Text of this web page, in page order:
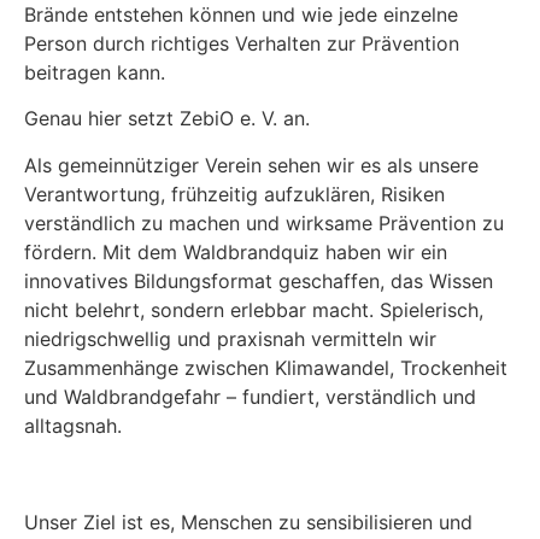
Brände entstehen können und wie jede einzelne
Person durch richtiges Verhalten zur Prävention
beitragen kann.
Genau hier setzt ZebiO e. V. an.
Als gemeinnütziger Verein sehen wir es als unsere
Verantwortung, frühzeitig aufzuklären, Risiken
verständlich zu machen und wirksame Prävention zu
fördern. Mit dem Waldbrandquiz haben wir ein
innovatives Bildungsformat geschaffen, das Wissen
nicht belehrt, sondern erlebbar macht. Spielerisch,
niedrigschwellig und praxisnah vermitteln wir
Zusammenhänge zwischen Klimawandel, Trockenheit
und Waldbrandgefahr – fundiert, verständlich und
alltagsnah.
Unser Ziel ist es, Menschen zu sensibilisieren und